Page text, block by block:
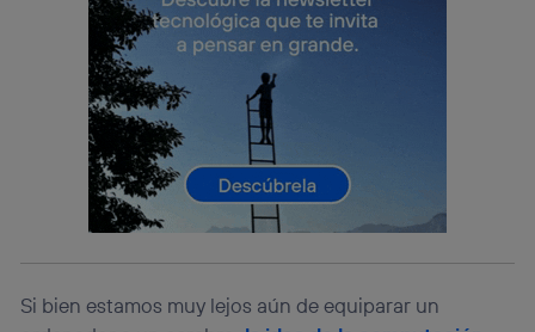
Si bien estamos muy lejos aún de equiparar un
Si utilizas una conexión de banda ancha
el marketing o análisis se realizará en función de las
actividades de navegación de los miembros del hogar
que hayan dado su consentimiento.
Si utilizas datos móviles, el marketing será más
personalizado, ya que se basará únicamente en la
navegación del usuario del móvil.
Puedes gestionar los consentimientos Utiq seleccionando
“Administrar Utiq” en la parte inferior de esta página web o
visitando el portal de privacidad de Utiq
la política de privacidad de Utiq.